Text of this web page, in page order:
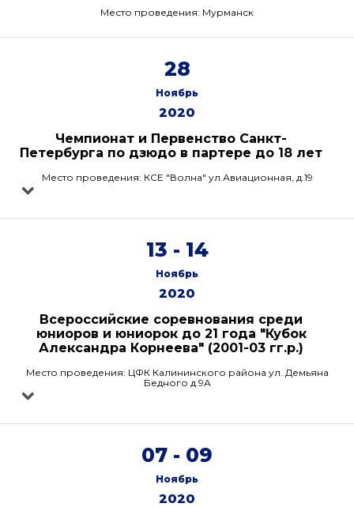
Место проведения: Мурманск
28
Ноябрь
2020
Чемпионат и Первенство Санкт-
Петербурга по дзюдо в партере до 18 лет
Место проведения: КСЕ "Волна" ул.Авиационная, д.19
13 - 14
Ноябрь
2020
Всероссийские соревнования среди
юниоров и юниорок до 21 года "Кубок
Александра Корнеева" (2001-03 гг.р.)
Место проведения: ЦФК Калининского района ул. Демьяна
Бедного д.9А
07 - 09
Ноябрь
2020